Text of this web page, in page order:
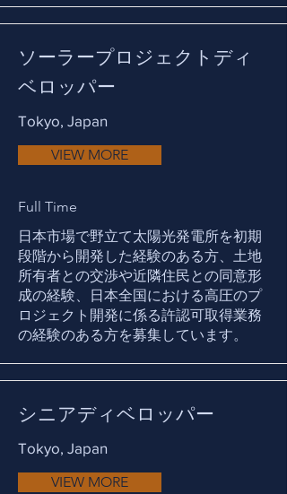
ソーラープロジェクトディ
ベロッパー
Tokyo, Japan
VIEW MORE
Full Time
日本市場で野立て太陽光発電所を初期
段階から開発した経験のある方、土地
所有者との交渉や近隣住民との同意形
成の経験、日本全国における高圧のプ
ロジェクト開発に係る許認可取得業務
の経験のある方を募集しています。
シニアディベロッパー
Tokyo, Japan
VIEW MORE